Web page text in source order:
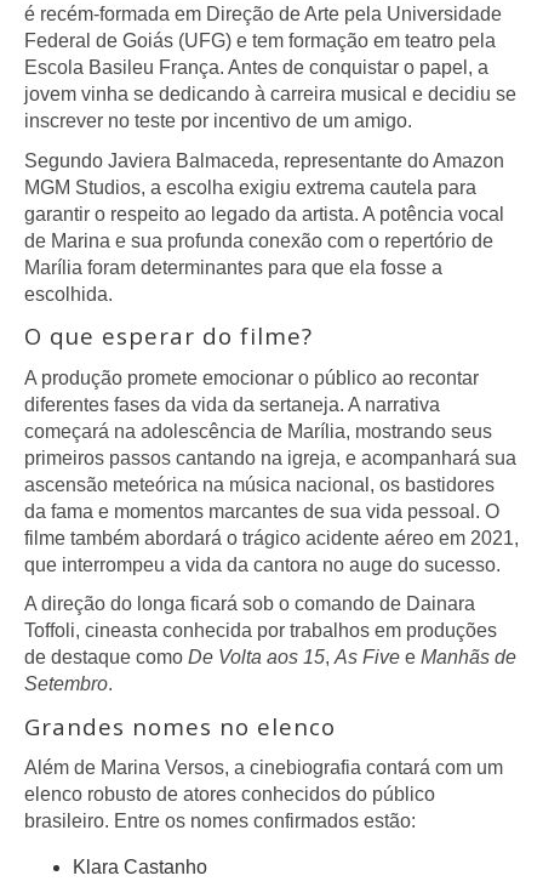
é recém-formada em Direção de Arte pela Universidade
Federal de Goiás (UFG) e tem formação em teatro pela
Escola Basileu França. Antes de conquistar o papel, a
jovem vinha se dedicando à carreira musical e decidiu se
inscrever no teste por incentivo de um amigo.
Segundo Javiera Balmaceda, representante do Amazon
MGM Studios, a escolha exigiu extrema cautela para
garantir o respeito ao legado da artista. A potência vocal
de Marina e sua profunda conexão com o repertório de
Marília foram determinantes para que ela fosse a
escolhida.
O que esperar do filme?
A produção promete emocionar o público ao recontar
diferentes fases da vida da sertaneja. A narrativa
começará na adolescência de Marília, mostrando seus
primeiros passos cantando na igreja, e acompanhará sua
ascensão meteórica na música nacional, os bastidores
da fama e momentos marcantes de sua vida pessoal. O
filme também abordará o trágico acidente aéreo em 2021,
que interrompeu a vida da cantora no auge do sucesso.
A direção do longa ficará sob o comando de Dainara
Toffoli, cineasta conhecida por trabalhos em produções
de destaque como De Volta aos 15, As Five e Manhãs de
Setembro.
Grandes nomes no elenco
Além de Marina Versos, a cinebiografia contará com um
elenco robusto de atores conhecidos do público
brasileiro. Entre os nomes confirmados estão:
Klara Castanho